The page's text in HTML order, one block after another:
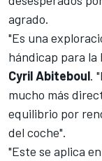
agrado.
"Es una
hándicap para la
CyrilAbiteboul.
mucho más
equilibrio por
del coche".
"Este se aplica